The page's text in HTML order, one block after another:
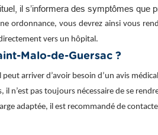
il s’informera des symptômes
ordonnance, vous devrez ainsi vous
vers un hôpital.
Malo-de-Guersac ?
arriver d’avoir besoin d’un avis
n’est pas toujours nécessaire de se
adaptée, il est recommandé de